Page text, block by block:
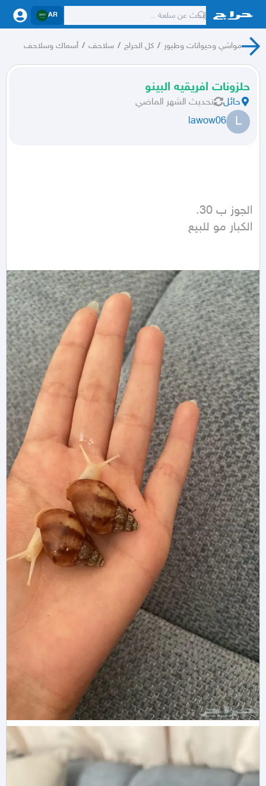
AR
مواشي وحيوانات وطيور / كل الحراج / سلاحف / أسماك وسلاحف
حلزونات افريقيه البينو
حائل تحديث الشهر الماضي
L
lawow06
الكبار مو للبيع